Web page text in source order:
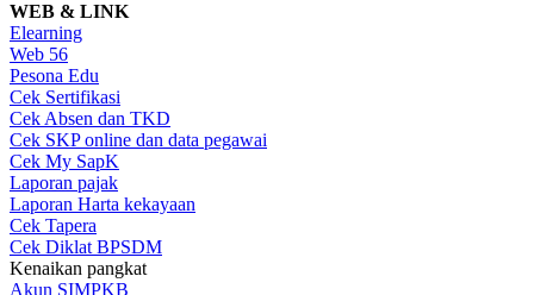
WEB & LINK
Elearning
Web 56
Pesona Edu
Cek Sertifikasi
Cek Absen dan TKD
Cek SKP online dan data pegawai
Cek My SapK
Laporan pajak
Laporan Harta kekayaan
Cek Tapera
Cek Diklat BPSDM
Kenaikan pangkat
Akun SIMPKB